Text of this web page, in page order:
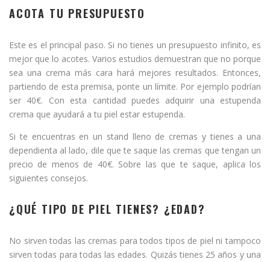
ACOTA TU PRESUPUESTO
Este es el principal paso. Si no tienes un presupuesto infinito, es
mejor que lo acotes. Varios estudios demuestran que no porque
sea una crema más cara hará mejores resultados. Entonces,
partiendo de esta premisa, ponte un límite. Por ejemplo podrían
ser 40€. Con esta cantidad puedes adquirir una estupenda
crema que ayudará a tu piel estar estupenda.
Si te encuentras en un stand lleno de cremas y tienes a una
dependienta al lado, dile que te saque las cremas que tengan un
precio de menos de 40€. Sobre las que te saque, aplica los
siguientes consejos.
¿QUÉ TIPO DE PIEL TIENES? ¿EDAD?
No sirven todas las cremas para todos tipos de piel ni tampoco
sirven todas para todas las edades. Quizás tienes 25 años y una